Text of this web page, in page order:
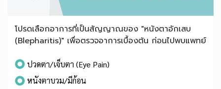
โปรดเลือกอาการที่เป็นสัญญาณของ "หนังตาอักเสบ
(Blepharitis)" เพื่อตรวจอาการเบื้องต้น ก่อนไปพบแพทย์
ปวดตา/เจ็บตา (Eye Pain)
หนังตาบวม/มีก้อน